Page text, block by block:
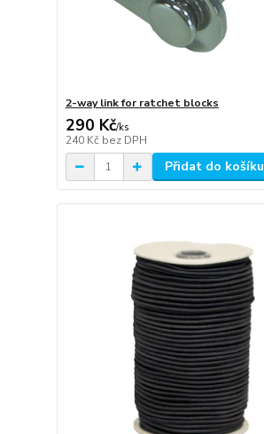
2-way link for ratchet blocks
290 Kč/ks
240 Kč bez DPH
Přidat do košíku